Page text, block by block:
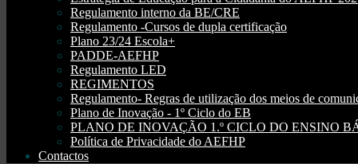
Regulamento interno da BE/CRE
Regulamento -Cursos de dupla certificação
Plano 23/24 Escola+
PADDE-AEFHP
Regulamento LED
REGIMENTOS
Regulamento- Regras de utilização dos meios de
Plano de Inovação - 1º Ciclo do EB
PLANO DE INOVAÇÃO 1.º CICLO DO ENSINO
Política de Privacidade do AEFHP
Contactos